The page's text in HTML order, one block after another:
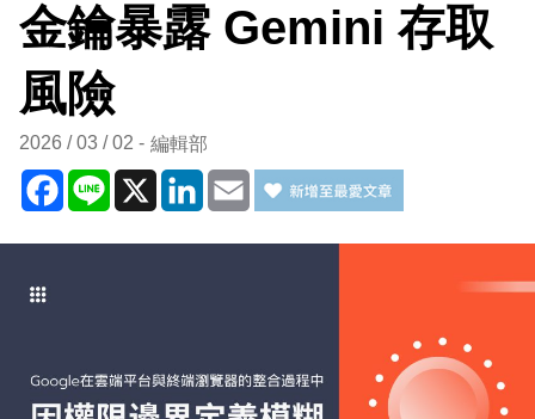
金鑰暴露 Gemini 存取
風險
2026 / 03 / 02 編輯部
Facebook
Line X LinkedIn
Email